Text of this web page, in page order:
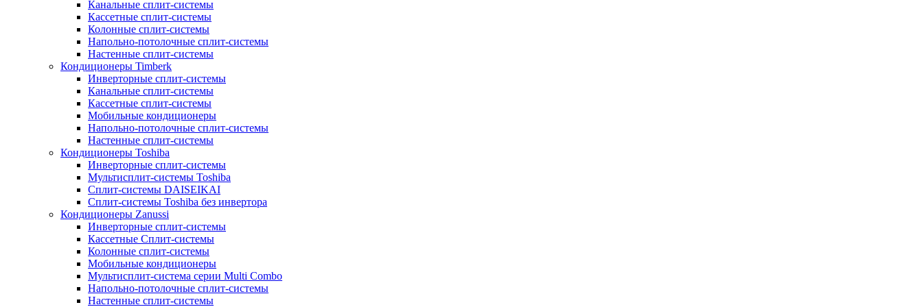
Канальные сплит-системы
Кассетные сплит-системы
Колонные сплит-системы
Напольно-потолочные сплит-системы
Настенные сплит-системы
Кондиционеры Timberk
Инверторные сплит-системы
Канальные сплит-системы
Кассетные сплит-системы
Мобильные кондиционеры
Напольно-потолочные сплит-системы
Настенные сплит-системы
Кондиционеры Toshiba
Инверторные сплит-системы
Мультисплит-системы Toshiba
Сплит-системы DAISEIKAI
Сплит-системы Toshiba без инвертора
Кондиционеры Zanussi
Инверторные сплит-системы
Кассетные Сплит-системы
Колонные сплит-системы
Мобильные кондиционеры
Мультисплит-система серии Multi Combo
Напольно-потолочные сплит-системы
Настенные сплит-системы